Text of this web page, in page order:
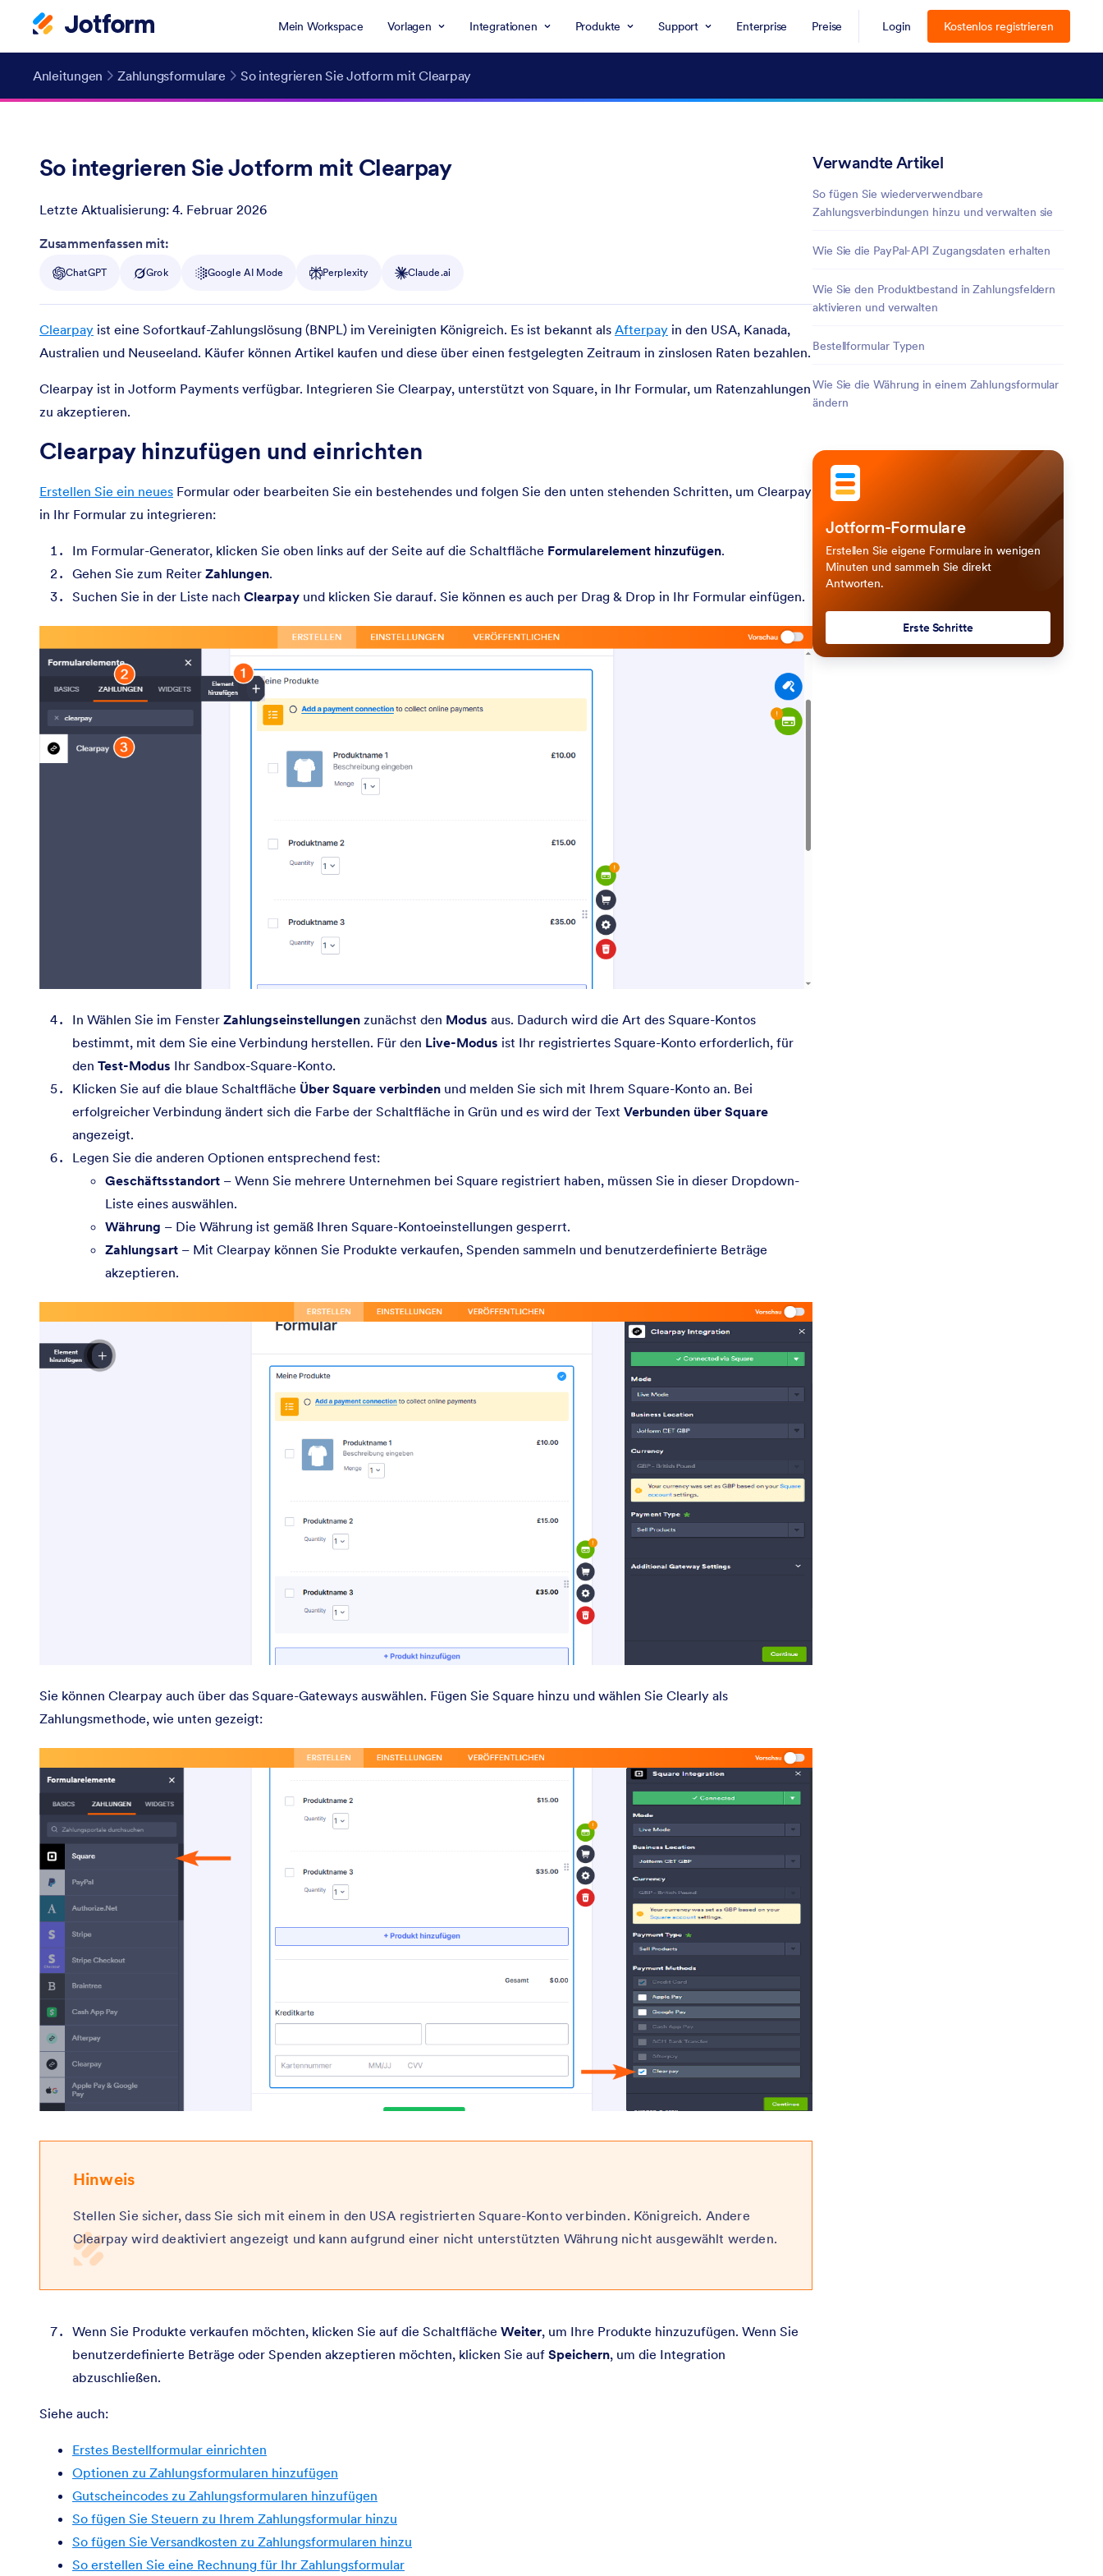
Mein Workspace Vorlagen Integrationen Produkte Support Enterprise Preise Login Kostenlos registrieren
Anleitungen Zahlungsformulare So integrieren Sie Jotform mit Clearpay
So integrieren Sie Jotform mit Clearpay
Letzte Aktualisierung: 4. Februar 2026
Post ID
Zusammenfassen mit:
ChatGPT Grok Google AI Mode Perplexity Claude.ai
Clearpay ist eine Sofortkauf-Zahlungslösung (BNPL) im Vereinigten Königreich. Es ist bekannt als Afterpay in den USA, Kanada,
Australien und Neuseeland. Käufer können Artikel kaufen und diese über einen festgelegten Zeitraum in zinslosen Raten bezahlen.
Clearpay ist in Jotform Payments verfügbar. Integrieren Sie Clearpay, unterstützt von Square, in Ihr Formular, um Ratenzahlungen
zu akzeptieren.
Clearpay hinzufügen und einrichten
Erstellen Sie ein neues Formular oder bearbeiten Sie ein bestehendes und folgen Sie den unten stehenden Schritten, um Clearpay
in Ihr Formular zu integrieren:
Im Formular-Generator, klicken Sie oben links auf der Seite auf die Schaltfläche Formularelement hinzufügen.
Gehen Sie zum Reiter Zahlungen.
Suchen Sie in der Liste nach Clearpay und klicken Sie darauf. Sie können es auch per Drag & Drop in Ihr Formular einfügen.
In Wählen Sie im Fenster Zahlungseinstellungen zunächst den Modus aus. Dadurch wird die Art des Square-Kontos
bestimmt, mit dem Sie eine Verbindung herstellen. Für den Live-Modus ist Ihr registriertes Square-Konto erforderlich, für
den Test-Modus Ihr Sandbox-Square-Konto.
Klicken Sie auf die blaue Schaltfläche Über Square verbinden und melden Sie sich mit Ihrem Square-Konto an. Bei
erfolgreicher Verbindung ändert sich die Farbe der Schaltfläche in Grün und es wird der Text Verbunden über Square
angezeigt.
Legen Sie die anderen Optionen entsprechend fest:
Geschäftsstandort – Wenn Sie mehrere Unternehmen bei Square registriert haben, müssen Sie in dieser Dropdown-
Liste eines auswählen.
Währung – Die Währung ist gemäß Ihren Square-Kontoeinstellungen gesperrt.
Zahlungsart – Mit Clearpay können Sie Produkte verkaufen, Spenden sammeln und benutzerdefinierte Beträge
akzeptieren.
Sie können Clearpay auch über das Square-Gateways auswählen. Fügen Sie Square hinzu und wählen Sie Clearly als
Zahlungsmethode, wie unten gezeigt:
Hinweis
Stellen Sie sicher, dass Sie sich mit einem in den USA registrierten Square-Konto verbinden. Königreich. Andere
Clearpay wird deaktiviert angezeigt und kann aufgrund einer nicht unterstützten Währung nicht ausgewählt werden.
Wenn Sie Produkte verkaufen möchten, klicken Sie auf die Schaltfläche Weiter, um Ihre Produkte hinzuzufügen. Wenn Sie
benutzerdefinierte Beträge oder Spenden akzeptieren möchten, klicken Sie auf Speichern, um die Integration
abzuschließen.
Siehe auch:
Erstes Bestellformular einrichten
Optionen zu Zahlungsformularen hinzufügen
Gutscheincodes zu Zahlungsformularen hinzufügen
So fügen Sie Steuern zu Ihrem Zahlungsformular hinzu
So fügen Sie Versandkosten zu Zahlungsformularen hinzu
So erstellen Sie eine Rechnung für Ihr Zahlungsformular
Verwandte Artikel
So fügen Sie wiederverwendbare
Zahlungsverbindungen hinzu und verwalten sie
Wie Sie die PayPal-API Zugangsdaten erhalten
Wie Sie den Produktbestand in Zahlungsfeldern
aktivieren und verwalten
Bestellformular Typen
Wie Sie die Währung in einem Zahlungsformular
ändern
Jotform-Formulare
Erstellen Sie eigene Formulare in wenigen
Minuten und sammeln Sie direkt
Antworten.
Erste Schritte